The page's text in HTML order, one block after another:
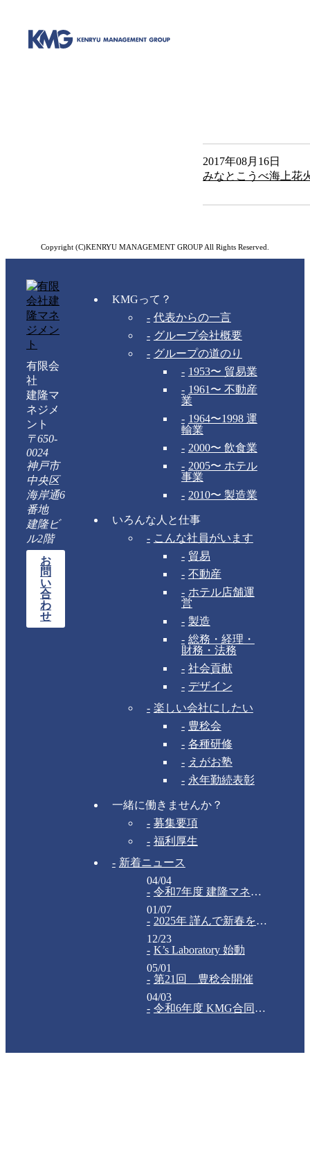
2017年08月16日
みなとこうべ海上花
Copyright (C)KENRYU MANAGEMENT GROUP All Rights Reserved.
有限会
社
建隆マ
ネジメ
ント
〒650-
0024
神戸市
中央区
海岸通6
番地
建隆ビ
ル2階
お
問
い
合
わ
せ
KMGって？
代表からの一言
グループ会社概要
グループの道のり
1953〜 貿易業
1961〜 不動産
業
1964〜1998 運
輸業
2000〜 飲食業
2005〜 ホテル
事業
2010〜 製造業
いろんな人と仕事
こんな社員がいます
貿易
不動産
ホテル店舗運
営
製造
総務・経理・
財務・法務
社会貢献
デザイン
楽しい会社にしたい
豊稔会
各種研修
えがお塾
永年勤続表彰
一緒に働きませんか？
募集要項
福利厚生
新着ニュース
04/04
令和7年度 建隆マネジメントグループ合同入社式
01/07
2025年 謹んで新春をお祝い申し上げます
12/23
K’s Laboratory 始動
05/01
第21回 豊稔会開催
04/03
令和6年度 KMG合同入社式が執り行われました